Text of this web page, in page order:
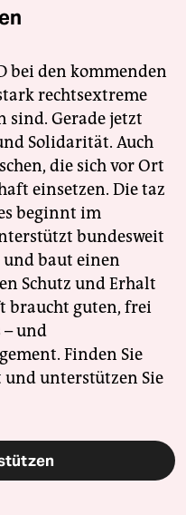
bei den kommenden
rechtsextreme
sind. Gerade jetzt
Solidarität. Auch
die sich vor Ort
einsetzen. Die taz
beginnt im
bundesweit
baut einen
Schutz und Erhalt
braucht guten, frei
und
Finden Sie
und unterstützen Sie